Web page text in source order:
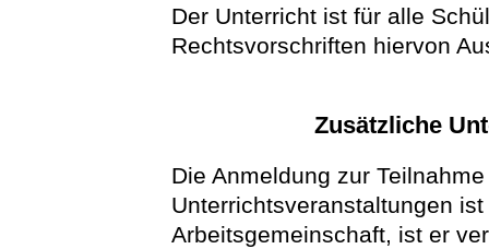
Der Unterricht ist für alle
Rechtsvorschriften hiervon
Zusätzliche
Die Anmeldung zur
Unterrichtsveranstaltungen
Arbeitsgemeinschaft, ist er